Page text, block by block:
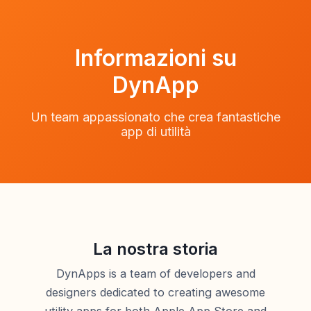
Informazioni su
DynApp
Un team appassionato che crea fantastiche
app di utilità
La nostra storia
DynApps is a team of developers and
designers dedicated to creating awesome